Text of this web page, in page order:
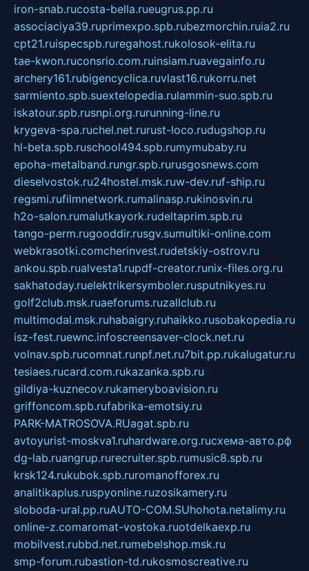
iron-snab.rucosta-bella.rueugrus.pp.ru
associaciya39.ruprimexpo.spb.rubezmorchin.ruia2.ru
cpt21.ruispecspb.ruregahost.rukolosok-elita.ru
tae-kwon.ruconsrio.com.ruinsiam.ruavegainfo.ru
archery161.rubigencyclica.ruvlast16.rukorru.net
sarmiento.spb.suextelopedia.rulammin-suo.spb.ru
iskatour.spb.rusnpi.org.rurunning-line.ru
krygeva-spa.ruchel.net.rurust-loco.rudugshop.ru
hl-beta.spb.ruschool494.spb.rumymubaby.ru
epoha-metalband.rungr.spb.rurusgosnews.com
dieselvostok.ru24hostel.msk.ruw-dev.ruf-ship.ru
regsmi.rufilmnetwork.rumalinasp.rukinosvin.ru
h2o-salon.rumalutkayork.rudeltaprim.spb.ru
tango-perm.rugooddir.rusgv.sumultiki-online.com
webkrasotki.comcherinvest.rudetskiy-ostrov.ru
ankou.spb.rualvesta1.rupdf-creator.runix-files.org.ru
sakhatoday.ruelektrikersymboler.rusputnikyes.ru
golf2club.msk.ruaeforums.ruzallclub.ru
multimodal.msk.ruhabaigry.ruhaikko.rusobakopedia.ru
isz-fest.ruewnc.infoscreensaver-clock.net.ru
volnav.spb.rucomnat.runpf.net.ru7bit.pp.rukalugatur.ru
tesiaes.rucard.com.rukazanka.spb.ru
gildiya-kuznecov.rukameryboavision.ru
griffoncom.spb.rufabrika-emotsiy.ru
PARK-MATROSOVA.RUagat.spb.ru
avtoyurist-moskva1.ruhardware.org.ruсхема-авто.рф
dg-lab.ruangrup.rurecruiter.spb.rumusic8.spb.ru
krsk124.rukubok.spb.ruromanofforex.ru
analitikaplus.ruspyonline.ruzosikamery.ru
sloboda-ural.pp.ruAUTO-COM.SUhohota.netalimy.ru
online-z.comaromat-vostoka.ruotdelkaexp.ru
mobilvest.rubbd.net.rumebelshop.msk.ru
smp-forum.rubastion-td.rukosmoscreative.ru